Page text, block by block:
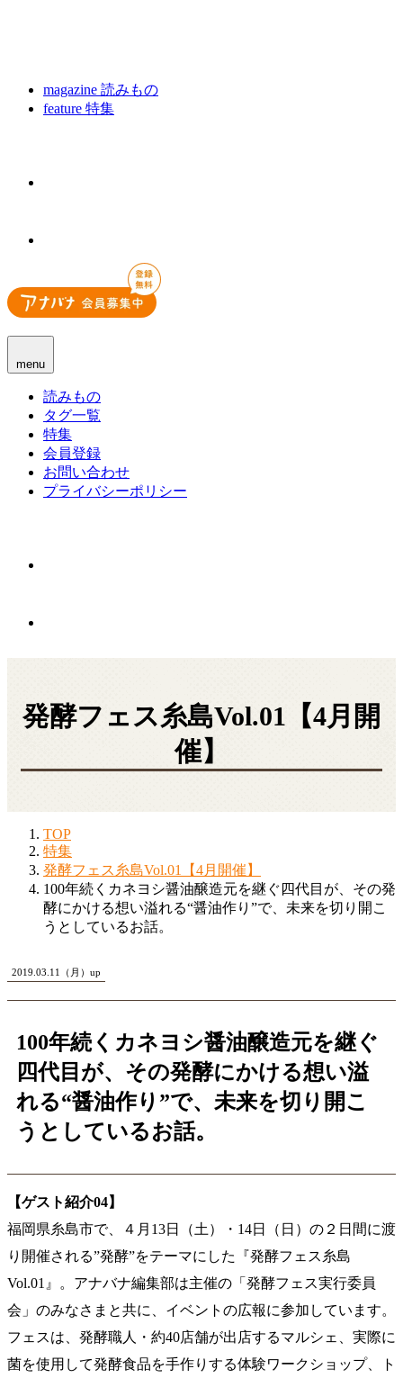
magazine 読みもの
feature 特集
menu
読みもの
タグ一覧
特集
会員登録
お問い合わせ
プライバシーポリシー
発酵フェス糸島Vol.01【4月開
催】
TOP
特集
発酵フェス糸島Vol.01【4月開催】
100年続くカネヨシ醤油醸造元を継ぐ四代目が、その発
酵にかける想い溢れる“醤油作り”で、未来を切り開こ
うとしているお話。
2019.03.11（月）up
100年続くカネヨシ醤油醸造元を継ぐ
四代目が、その発酵にかける想い溢
れる“醤油作り”で、未来を切り開こ
うとしているお話。
【ゲスト紹介04】
福岡県糸島市で、４月13日（土）・14日（日）の２日間に渡
り開催される”発酵”をテーマにした『発酵フェス糸島
Vol.01』。アナバナ編集部は主催の「発酵フェス実行委員
会」のみなさまと共に、イベントの広報に参加しています。
フェスは、発酵職人・約40店舗が出店するマルシェ、実際に
菌を使用して発酵食品を手作りする体験ワークショップ、ト